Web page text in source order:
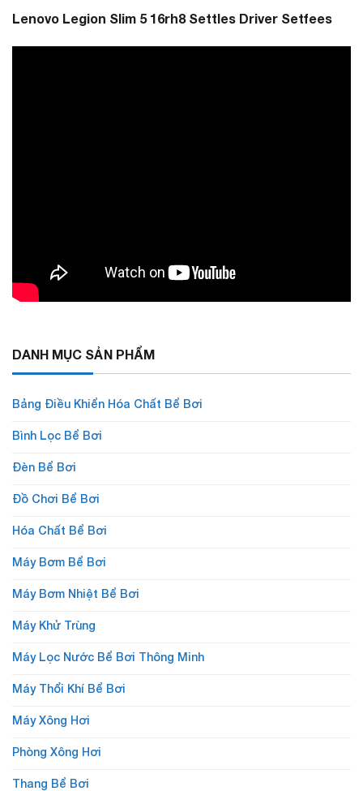
Lenovo Legion Slim 5 16rh8 Settles Driver Setfees
DANH MỤC SẢN PHẨM
Bảng Điều Khiển Hóa Chất Bể Bơi
Bình Lọc Bể Bơi
Đèn Bể Bơi
Đồ Chơi Bể Bơi
Hóa Chất Bể Bơi
Máy Bơm Bể Bơi
Máy Bơm Nhiệt Bể Bơi
Máy Khử Trùng
Máy Lọc Nước Bể Bơi Thông Minh
Máy Thổi Khí Bể Bơi
Máy Xông Hơi
Phòng Xông Hơi
Thang Bể Bơi